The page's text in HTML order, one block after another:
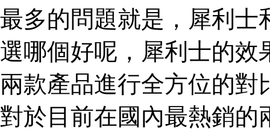
最多的問題就是，犀利士
選哪個好呢，犀利士的效
兩款產品進行全方位的
對於目前在國內最熱銷的